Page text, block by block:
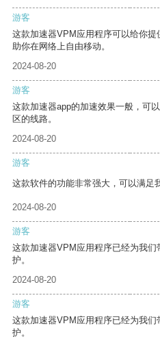
游客
这款加速器VPM应用程序可以给你
助你在网络上自由移动。
2024-08-20
游客
这款加速器app的加速效果一般，可
区的线路。
2024-08-20
游客
这款软件的功能非常强大，可以满足
2024-08-20
游客
这款加速器VPM应用程序已经为我
护。
2024-08-20
游客
这款加速器VPM应用程序已经为我
护。